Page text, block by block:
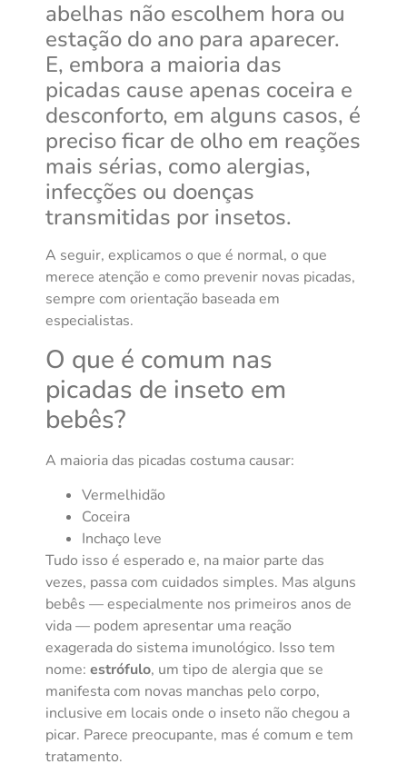
abelhas não escolhem hora ou
estação do ano para aparecer.
E, embora a maioria das
picadas cause apenas coceira e
desconforto, em alguns casos, é
preciso ficar de olho em reações
mais sérias, como alergias,
infecções ou doenças
transmitidas por insetos.
A seguir, explicamos o que é normal, o que
merece atenção e como prevenir novas picadas,
sempre com orientação baseada em
especialistas.
O que é comum nas
picadas de inseto em
bebês?
A maioria das picadas costuma causar:
Vermelhidão
Coceira
Inchaço leve
Tudo isso é esperado e, na maior parte das
vezes, passa com cuidados simples. Mas alguns
bebês — especialmente nos primeiros anos de
vida — podem apresentar uma reação
exagerada do sistema imunológico. Isso tem
nome: estrófulo, um tipo de alergia que se
manifesta com novas manchas pelo corpo,
inclusive em locais onde o inseto não chegou a
picar. Parece preocupante, mas é comum e tem
tratamento.